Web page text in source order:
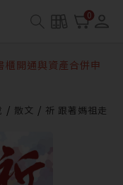
0
併與書櫃開通申請
櫃開通與資產合併申
散文 祈 跟著媽祖走